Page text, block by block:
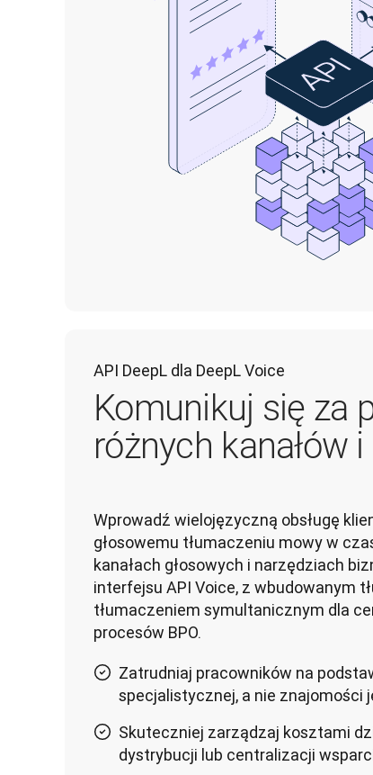
API DeepL dla DeepL Voice
Komunikuj się za
różnych kanałów
Wprowadź wielojęzyczną obsługę
głosowemu tłumaczeniu mowy w
kanałach głosowych i narzędziach
interfejsu API Voice, z wbudowanym
tłumaczeniem symultanicznym dla
procesów BPO.
Zatrudniaj pracowników na
specjalistycznej, a nie znajomości
Skuteczniej zarządzaj kosztami
dystrybucji lub centralizacji